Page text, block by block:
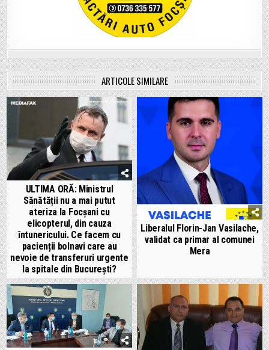
ARTICOLE SIMILARE
ULTIMA ORĂ: Ministrul
Sănătății nu a mai putut
ateriza la Focșani cu
elicopterul, din cauza
întunericului. Ce facem cu
pacienții bolnavi care au
nevoie de transferuri urgente
la spitale din București?
Liberalul Florin-Jan Vasilache,
validat ca primar al comunei
Mera